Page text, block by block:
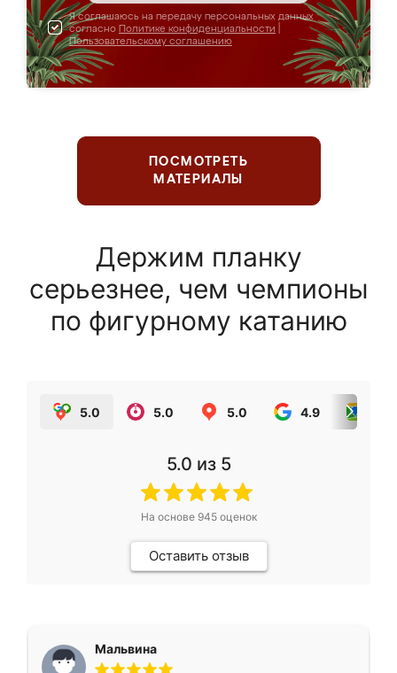
Я соглашаюсь на передачу персональных данных
согласно Политике конфиденциальности
Пользовательскому соглашению
ПОСМОТРЕТЬ
МАТЕРИАЛЫ
Держим планку
серьезнее, чем чемпионы
по фигурному катанию
5.0 5.0 5.0 4.9
5.0 из 5
На основе 945оценок
Оставить отзыв
Мальвина